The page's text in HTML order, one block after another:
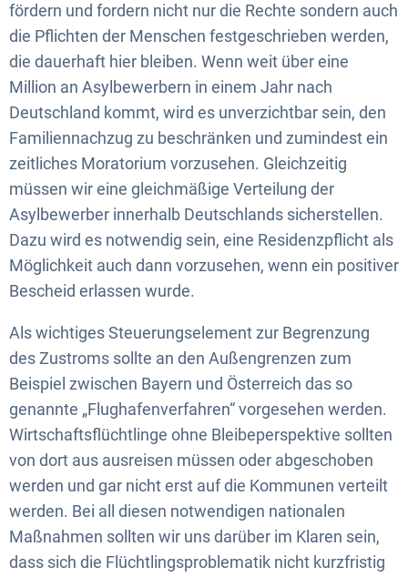
fördern und fordern nicht nur die Rechte sondern auch
die Pflichten der Menschen festgeschrieben werden,
die dauerhaft hier bleiben. Wenn weit über eine
Million an Asylbewerbern in einem Jahr nach
Deutschland kommt, wird es unverzichtbar sein, den
Familiennachzug zu beschränken und zumindest ein
zeitliches Moratorium vorzusehen. Gleichzeitig
müssen wir eine gleichmäßige Verteilung der
Asylbewerber innerhalb Deutschlands sicherstellen.
Dazu wird es notwendig sein, eine Residenzpflicht als
Möglichkeit auch dann vorzusehen, wenn ein positiver
Bescheid erlassen wurde.
Als wichtiges Steuerungselement zur Begrenzung
des Zustroms sollte an den Außengrenzen zum
Beispiel zwischen Bayern und Österreich das so
genannte „Flughafenverfahren“ vorgesehen werden.
Wirtschaftsflüchtlinge ohne Bleibeperspektive sollten
von dort aus ausreisen müssen oder abgeschoben
werden und gar nicht erst auf die Kommunen verteilt
werden. Bei all diesen notwendigen nationalen
Maßnahmen sollten wir uns darüber im Klaren sein,
dass sich die Flüchtlingsproblematik nicht kurzfristig